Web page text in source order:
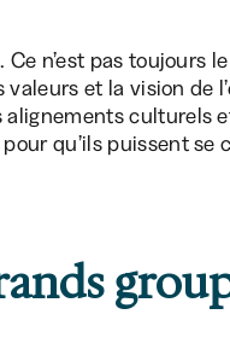
n’est pas toujours
et la vision de
culturels
qu’ils puissent se